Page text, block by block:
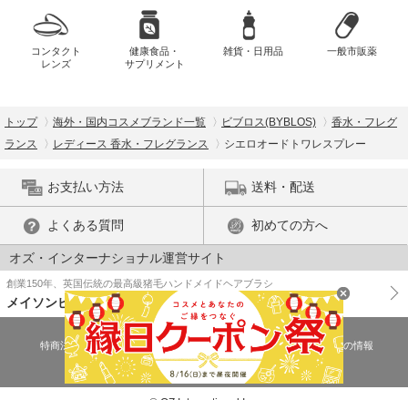
コンタクト
レンズ
健康食品・
サプリメント
雑貨・日用品 一般市販薬
トップ 海外・国内コスメブランド一覧 ビブロス(BYBLOS)
香水・フレグ
ランス
レディース 香水・フレグランス シエロオードトワレスプレー
お支払い方法 送料・配送
よくある質問 初めての方へ
オズ・インターナショナル運営サイト
創業150年、英国伝統の最高級猪毛ハンドメイドヘアブラシ
メイソンピアソン
特商法に基づく表示 プライバシーポリシー
医薬品販売許可証の情報
ご利用規約
PC版で表示